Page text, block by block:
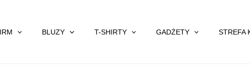
BLUZY T-SHIRTY GADŻETY STREFA